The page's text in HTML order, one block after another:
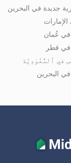
جديدة في البحرين
في عُمان
في قطر
في ٱلسُّعُوْدِيَّة
البحرين